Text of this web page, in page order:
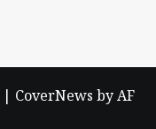
| CoverNews by AF